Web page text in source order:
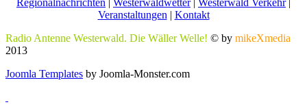
Regionalnachrichten | Westerwaldwetter| Westerwald Verkehr|
Veranstaltungen | Kontakt
Radio Antenne Westerwald. Die Wäller Welle! © by mikeXmedia
2013
Joomla Templates by Joomla-Monster.com